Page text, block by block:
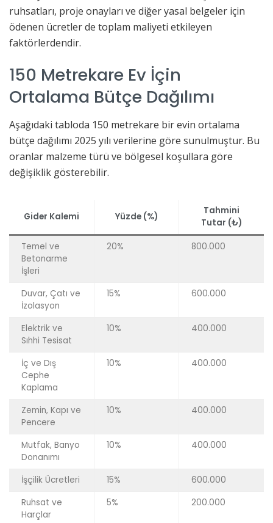
ruhsatları, proje onayları ve diğer yasal belgeler için
ödenen ücretler de toplam maliyeti etkileyen
faktörlerdendir.
150 Metrekare Ev İçin
Ortalama Bütçe Dağılımı
Aşağıdaki tabloda 150 metrekare bir evin ortalama
bütçe dağılımı 2025 yılı verilerine göre sunulmuştur. Bu
oranlar malzeme türü ve bölgesel koşullara göre
değişiklik gösterebilir.
Gider Kalemi Yüzde (%)
Tahmini
Tutar (₺)
Temel ve
Betonarme
İşleri
20% 800.000
Duvar, Çatı ve
İzolasyon
15% 600.000
Elektrik ve
Sıhhi Tesisat
10% 400.000
İç ve Dış
Cephe
Kaplama
10% 400.000
Zemin, Kapı ve
Pencere
10% 400.000
Mutfak, Banyo
Donanımı
10% 400.000
İşçilik Ücretleri 15%
600.000
Ruhsat ve
Harçlar
5% 200.000